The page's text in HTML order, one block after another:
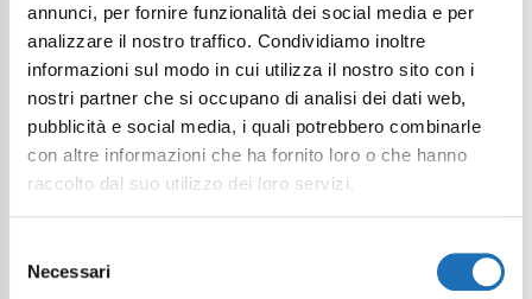
annunci, per fornire funzionalità dei social media e per
analizzare il nostro traffico. Condividiamo inoltre
informazioni sul modo in cui utilizza il nostro sito con i
nostri partner che si occupano di analisi dei dati web,
pubblicità e social media, i quali potrebbero combinarle
con altre informazioni che ha fornito loro o che hanno
raccolto dal suo utilizzo dei loro servizi.
delNecessari